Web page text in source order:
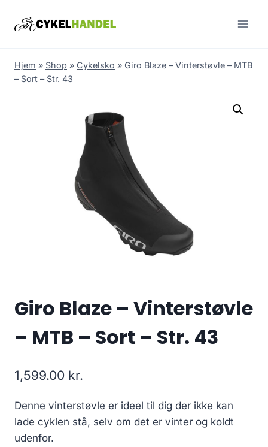
Hjem » Shop » Cykelsko » Giro Blaze – Vinterstøvle – MTB
– Sort – Str. 43
Giro Blaze – Vinterstøvle
– MTB – Sort – Str. 43
1,599.00 kr.
Denne vinterstøvle er ideel til dig der ikke kan
lade cyklen stå, selv om det er vinter og koldt
udenfor.